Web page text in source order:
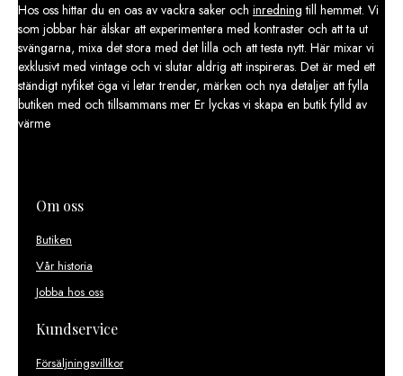
Hos oss hittar du en oas av vackra saker och inredning till hemmet. Vi
som jobbar här älskar att experimentera med kontraster och att ta ut
svängarna, mixa det stora med det lilla och att testa nytt. Här mixar vi
exklusivt med vintage och vi slutar aldrig att inspireras. Det är med ett
ständigt nyfiket öga vi letar trender, märken och nya detaljer att fylla
butiken med och tillsammans mer Er lyckas vi skapa en butik fylld av
värme
Om oss
Butiken
Vår historia
Jobba hos oss
Kundservice
Försäljningsvillkor